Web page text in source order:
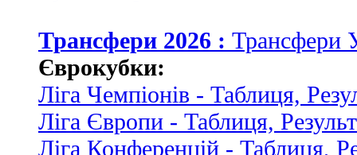
Трансфери 2026 : Трансфери
Єврокубки:
Ліга Чемпіонів - Таблиця,
Ліга Європи - Таблиця,
Ліга Конференцій - Таблиця,